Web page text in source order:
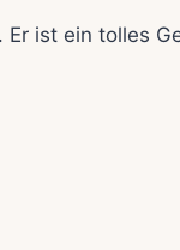
ist ein tolles